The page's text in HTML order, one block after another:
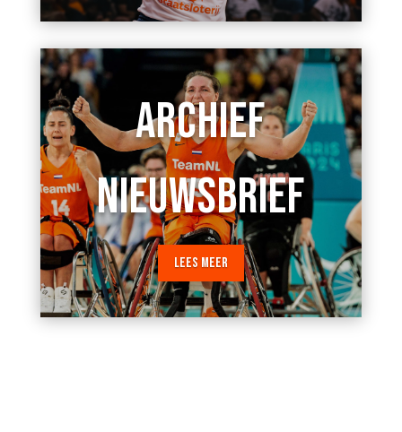
ARCHIEF
NIEUWSBRIEF
LEES MEER